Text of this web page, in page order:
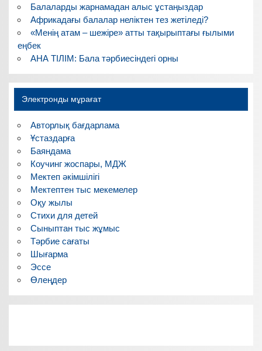
Балаларды жарнамадан алыс ұстаңыздар
Африкадағы балалар неліктен тез жетіледі?
«Менің атам – шежіре» атты тақырыптағы ғылыми
еңбек
АНА ТІЛІМ: Бала тәрбиесіндегі орны
Электронды мұрағат
Авторлық бағдарлама
Ұстаздарға
Баяндама
Коучинг жоспары, МДЖ
Мектеп әкімшілігі
Мектептен тыс мекемелер
Оқу жылы
Стихи для детей
Сыныптан тыс жұмыс
Тәрбие сағаты
Шығарма
Эссе
Өлеңдер